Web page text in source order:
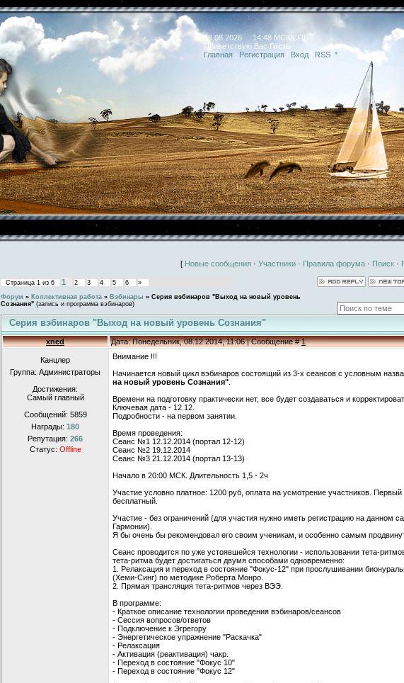
08.08.2026 14:48 МСК/СПБ
Приветствую Вас Гость
Главная | Регистрация | Вход RSS *
[ Новые сообщения · Участники · Правила форума · Поиск ·
Страница 1 из 6 1 2 3 4 5 6
»
Форум » Коллективная работа » Вэбинары » Серия вэбинаров "Выход на новый уровень
Сознания" (запись и программа вэбинаров)
Серия вэбинаров "Выход на новый уровень Сознания"
xned Дата: Понедельник, 08.12.2014, 11:06 | Сообщение #1
Канцлер
Группа: Администраторы
Достижения:
Самый главный
Сообщений: 5859
Награды: 180
Репутация: 266
Статус: Offline
Внимание !!!
Начинается новый цикл вэбинаров состоящий из 3-x сеансов с условным
на новый уровень Сознания"
Времени на подготовку практически нет, все будет создаваться и
Ключевая дата - 12.12.
Подробности - на первом занятии.
Время проведения:
Сеанс №1 12.12.2014 (портал 12-12)
Сеанс №2 19.12.2014
Сеанс №3 21.12.2014 (портал 13-13)
Начало в 20:00 МСК. Длительность 1,5 - 2ч
Участие условно платное: 1200 руб, оплата на усмотрение участников. Первый
бесплатный.
Участие - без ограничений (для участия нужно иметь регистрацию на данном
Гармонии).
Я бы очень бы рекомендовал его своим ученикам, и особенно самым
Сеанс проводится по уже устоявшейся технологии - использовании тета-
тета-ритма будет достигаться двумя способами одновременно:
1. Релаксация и переход в состояние "Фокус-12" при прослушивании
(Хеми-Синг) по методике Роберта Монро.
2. Прямая трансляция тета-ритмов через ВЭЭ.
В программе:
- Краткое описание технологии проведения вэбинаров/сеансов
- Сессия вопросов/ответов
- Подключение к Эгрегору
- Энергетическое упражнение "Раскачка"
- Релаксация
- Активация (реактивация) чакр.
- Переход в состояние "Фокус 10"
- Переход в состояние "Фокус 12"